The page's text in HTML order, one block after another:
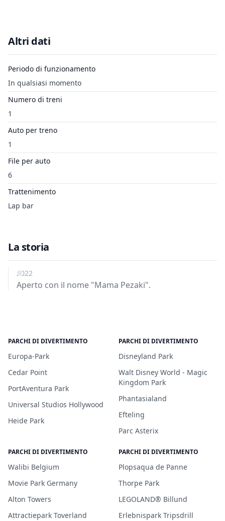
Altri dati
Periodo di funzionamento
In qualsiasi momento
Numero di treni
1
Auto per treno
1
File per auto
6
Trattenimento
Lap bar
La storia
2022
Aperto con il nome "Mama Pezaki".
PARCHI DI DIVERTIMENTO
Europa-Park
Cedar Point
PortAventura Park
Universal Studios Hollywood
Heide Park
PARCHI DI DIVERTIMENTO
Disneyland Park
Walt Disney World - Magic
Kingdom Park
Phantasialand
Efteling
Parc Asterix
PARCHI DI DIVERTIMENTO
Walibi Belgium
Movie Park Germany
Alton Towers
Attractiepark Toverland
PARCHI DI DIVERTIMENTO
Plopsaqua de Panne
Thorpe Park
LEGOLAND® Billund
Erlebnispark Tripsdrill